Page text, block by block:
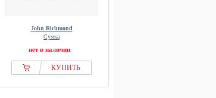
John Richmond
Сумка
нет в наличии
КУПИТЬ